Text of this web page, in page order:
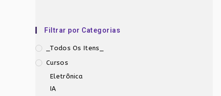
Filtrar por Categorias
_Todos Os Itens_
Cursos
Eletrônica
IA